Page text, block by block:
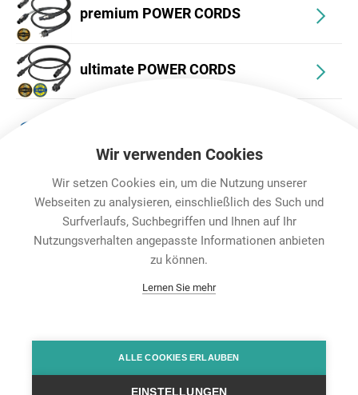
premium POWER CORDS
ultimate POWER CORDS
Karriere
Datenschutz
Wir verwenden Cookies
Wir setzen Cookies ein, um die Nutzung unserer
Webseiten zu analysieren, einschließlich des Such und
Surfverlaufs, Suchbegriffen und Ihnen auf Ihr
Nutzungsverhalten angepasste Informationen anbieten
zu können.
Lernen Sie mehr
ALLE COOKIES ERLAUBEN
EINSTELLUNGEN